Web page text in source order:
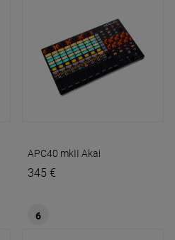
APC40 mkII Akai
345 €
6